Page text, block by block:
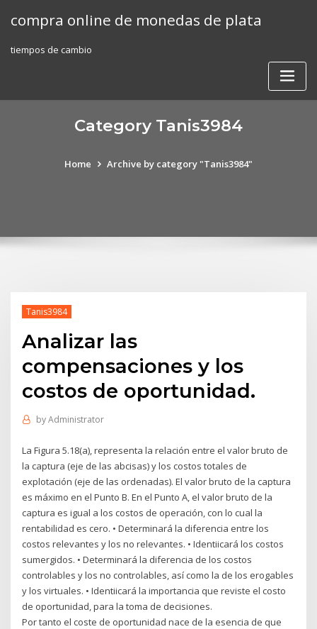
compra online de monedas de plata
tiempos de cambio
Category Tanis3984
Home Archive by category "Tanis3984"
Tanis3984
Analizar las
compensaciones y los
costos de oportunidad.
byAdministrator
La Figura 5.18(a), representa la relación entre el valor bruto de
la captura (eje de las abcisas) y los costos totales de
explotación (eje de las ordenadas). El valor bruto de la captura
es máximo en el Punto B. En el Punto A, el valor bruto de la
captura es igual a los costos de operación, con lo cual la
rentabilidad es cero. • Determinará la diferencia entre los
costos relevantes y los no relevantes. • Identiicará los costos
sumergidos. • Determinará la diferencia de los costos
controlables y los no controlables, así como la de los erogables
y los virtuales. • Identiicará la importancia que reviste el costo
de oportunidad, para la toma de decisiones.
Por tanto el coste de oportunidad nace de la esencia de que